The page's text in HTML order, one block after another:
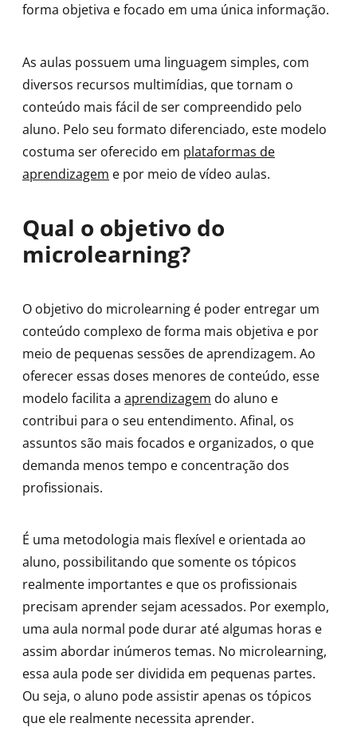
forma objetiva e focado em uma única informação.
As aulas possuem uma linguagem simples, com
diversos recursos multimídias, que tornam o
conteúdo mais fácil de ser compreendido pelo
aluno. Pelo seu formato diferenciado, este modelo
costuma ser oferecido em plataformas de
aprendizagem e por meio de vídeo aulas.
Qual o objetivo do
microlearning?
O objetivo do microlearning é poder entregar um
conteúdo complexo de forma mais objetiva e por
meio de pequenas sessões de aprendizagem. Ao
oferecer essas doses menores de conteúdo, esse
modelo facilita a aprendizagem do aluno e
contribui para o seu entendimento. Afinal, os
assuntos são mais focados e organizados, o que
demanda menos tempo e concentração dos
profissionais.
É uma metodologia mais flexível e orientada ao
aluno, possibilitando que somente os tópicos
realmente importantes e que os profissionais
precisam aprender sejam acessados. Por exemplo,
uma aula normal pode durar até algumas horas e
assim abordar inúmeros temas. No microlearning,
essa aula pode ser dividida em pequenas partes.
Ou seja, o aluno pode assistir apenas os tópicos
que ele realmente necessita aprender.